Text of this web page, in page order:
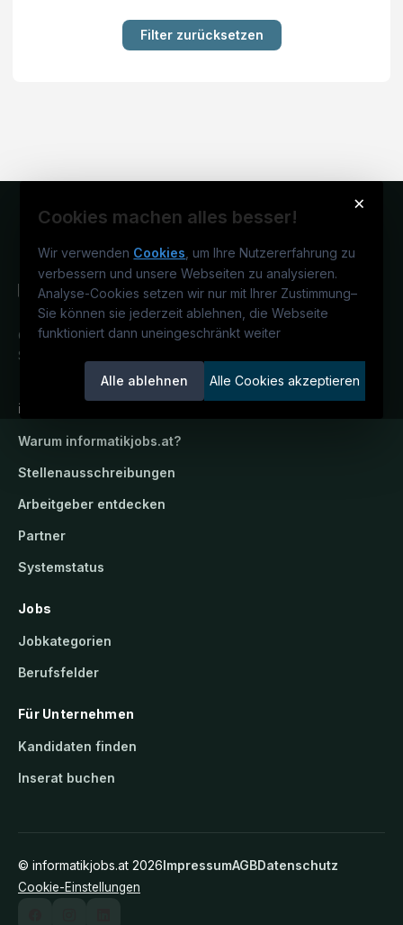
Filter zurücksetzen
×
Cookies machen alles besser!
Wir verwenden Cookies , um Ihre Nutzererfahrung zu
verbessern und unsere Webseiten zu analysieren.
Analyse-Cookies setzen wir nur mit Ihrer Zustimmung–
Sie können sie jederzeit ablehnen, die Webseite
funktioniert dann uneingeschränkt weiter
Alle ablehnen Alle Cookies akzeptieren
Österreichs IT-Karriereportal.Ein
Service der candidatis GmbH.
informatikjobs.at
Warum informatikjobs.at?
Stellenausschreibungen
Arbeitgeber entdecken
Partner
Systemstatus
Jobs
Jobkategorien
Berufsfelder
Für Unternehmen
Kandidaten finden
Inserat buchen
© informatikjobs.at 2026ImpressumAGBDatenschutz
Cookie-Einstellungen